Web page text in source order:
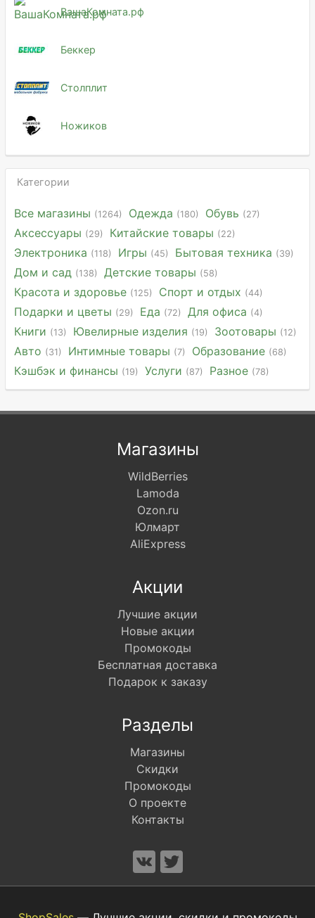
ВашаКомната.рф
Беккер
Столплит
Ножиков
Категории
Все магазины (1264) Одежда (180) Обувь (27)
Аксессуары (29) Китайские товары (22)
Электроника (118) Игры (45) Бытовая техника (39)
Дом и сад (138) Детские товары (58)
Красота и здоровье (125) Спорт и отдых (44)
Подарки и цветы (29) Еда (72) Для офиса (4)
Книги (13) Ювелирные изделия (19) Зоотовары (12)
Авто (31) Интимные товары (7) Образование (68)
Кэшбэк и финансы (19) Услуги (87) Разное (78)
Магазины
WildBerries
Lamoda
Ozon.ru
Юлмарт
AliExpress
Акции
Лучшие акции
Новые акции
Промокоды
Бесплатная доставка
Подарок к заказу
Разделы
Магазины
Скидки
Промокоды
О проекте
Контакты